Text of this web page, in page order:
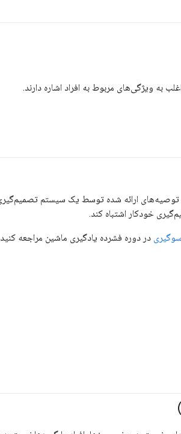
به ویژگی‌های مربوط به افراد اشاره دارند.
ارائه شده توسط یک سیستم تصمیم‌گیری
خودکار اشتباه کند.
در دوره فشرده یادگیری ماشین مراجعه